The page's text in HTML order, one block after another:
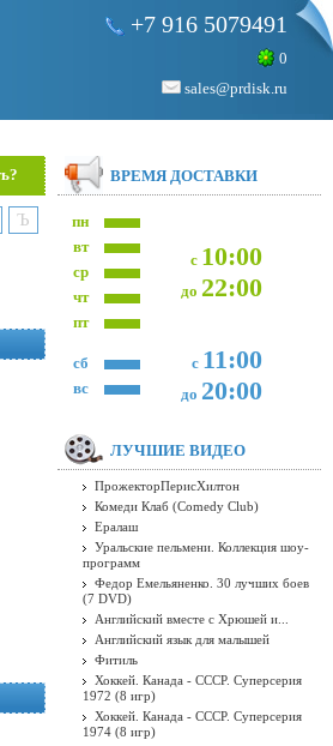
+7 916 5079491
0
sales@prdisk.ru
Ъ
ВРЕМЯ ДОСТАВКИ
пн
с 10:00
до 22:00
вт
ср
чт
пт
с 11:00
до 20:00
сб
вс
ЛУЧШИЕ ВИДЕО
ПрожекторПерисХилтон
Комеди Клаб (Comedy Club)
Ералаш
Уральские пельмени. Коллекция шоу-
программ
Федор Емельяненко. 30 лучших боев
(7 DVD)
Английский вместе с Хрюшей и...
Английский язык для малышей
Фитиль
Хоккей. Канада - СССР. Суперсерия
1972 (8 игр)
Хоккей. Канада - СССР. Суперсерия
1974 (8 игр)